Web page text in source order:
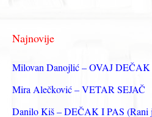
а
з
а
Najnovije
Milovan Danojlić – OVAJ
Mira Alečković – VETAR SEJAČ
Danilo Kiš – DEČAK I PAS (Rani